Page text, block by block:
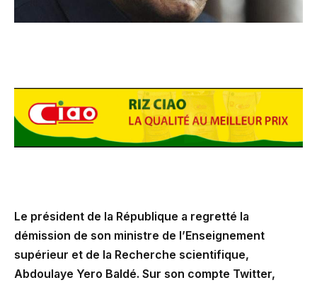
Le président de la République a regretté la
démission de son ministre de l’Enseignement
supérieur et de la Recherche scientifique,
Abdoulaye Yero Baldé. Sur son compte Twitter,